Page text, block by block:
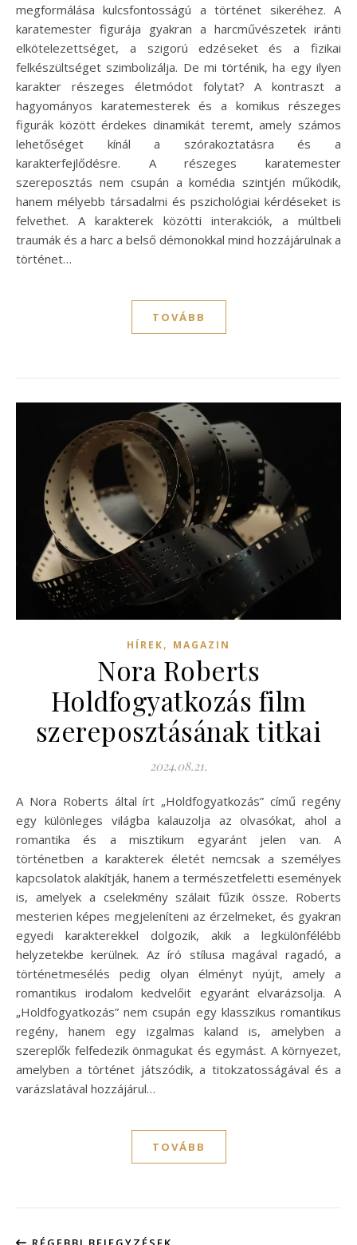
megformálása kulcsfontosságú a történet sikeréhez. A
karatemester figurája gyakran a harcművészetek iránti
elkötelezettséget, a szigorú edzéseket és a fizikai
felkészültséget szimbolizálja. De mi történik, ha egy ilyen
karakter részeges életmódot folytat? A kontraszt a
hagyományos karatemesterek és a komikus részeges
figurák között érdekes dinamikát teremt, amely számos
lehetőséget kínál a szórakoztatásra és a
karakterfejlődésre. A részeges karatemester
szereposztás nem csupán a komédia szintjén működik,
hanem mélyebb társadalmi és pszichológiai kérdéseket is
felvethet. A karakterek közötti interakciók, a múltbeli
traumák és a harc a belső démonokkal mind hozzájárulnak a
történet…
TOVÁBB
HÍREK, MAGAZIN
Nora Roberts
Holdfogyatkozás film
szereposztásának titkai
2024.08.21.
A Nora Roberts által írt „Holdfogyatkozás” című regény
egy különleges világba kalauzolja az olvasókat, ahol a
romantika és a misztikum egyaránt jelen van. A
történetben a karakterek életét nemcsak a személyes
kapcsolatok alakítják, hanem a természetfeletti események
is, amelyek a cselekmény szálait fűzik össze. Roberts
mesterien képes megjeleníteni az érzelmeket, és gyakran
egyedi karakterekkel dolgozik, akik a legkülönfélébb
helyzetekbe kerülnek. Az író stílusa magával ragadó, a
történetmesélés pedig olyan élményt nyújt, amely a
romantikus irodalom kedvelőit egyaránt elvarázsolja. A
„Holdfogyatkozás” nem csupán egy klasszikus romantikus
regény, hanem egy izgalmas kaland is, amelyben a
szereplők felfedezik önmagukat és egymást. A környezet,
amelyben a történet játszódik, a titokzatosságával és a
varázslatával hozzájárul…
TOVÁBB